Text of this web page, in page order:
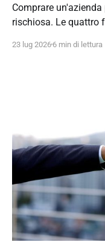
Comprare
rischiosa. Le quattro
strategia — con i casi
23 lug 2026 6 min di lettura